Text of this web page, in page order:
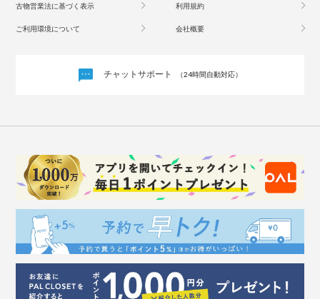
古物営業法に基づく表示 利用規約
ご利用環境について 会社概要
チャットサポート （24時間自動対応）